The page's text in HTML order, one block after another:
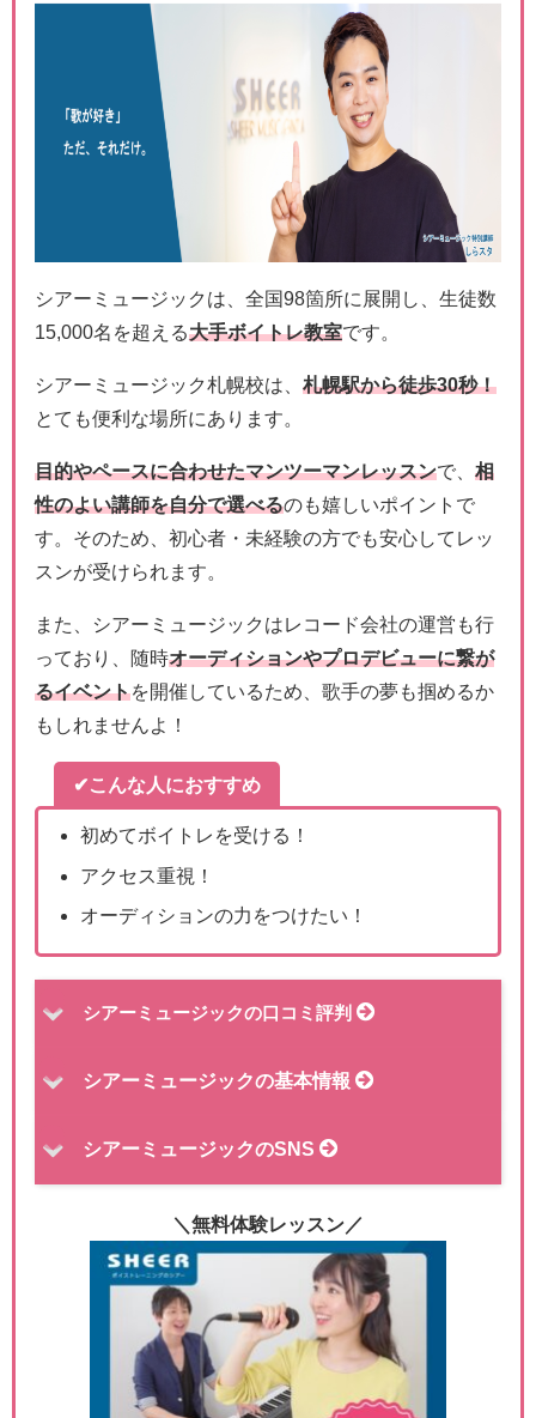
シアーミュージックは、全国98箇所に展開し、生徒数
15,000名を超える大手ボイトレ教室です。
シアーミュージック札幌校は、 札幌駅から徒歩30秒！
とても便利な場所にあります。
目的やペースに合わせたマンツーマンレッスンで、 相
性のよい講師を自分で選べるのも嬉しいポイントで
す。そのため、初心者・未経験の方でも安心してレッ
スンが受けられます。
また、シアーミュージックはレコード会社の運営も行
っており、随時オーディションやプロデビューに繋が
るイベントを開催しているため、歌手の夢も掴めるか
もしれませんよ！
✔こんな人におすすめ
初めてボイトレを受ける！
アクセス重視！
オーディションの力をつけたい！
シアーミュージックの口コミ評判
シアーミュージックの基本情報
シアーミュージックのSNS
＼無料体験レッスン／